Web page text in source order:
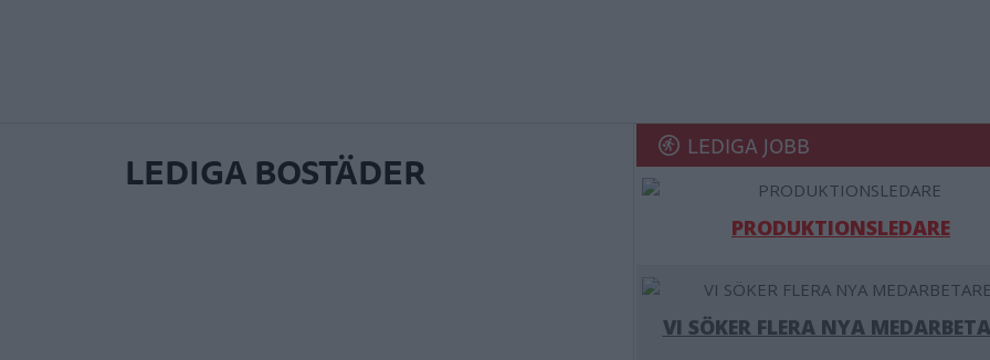
LEDIGA BOSTÄDER
LEDIGA JOBB
PRODUKTIONSLEDARE
VI SÖKER FLERA NYA